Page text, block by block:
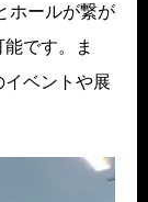
ホールが繋が
です。ま
ベントや展